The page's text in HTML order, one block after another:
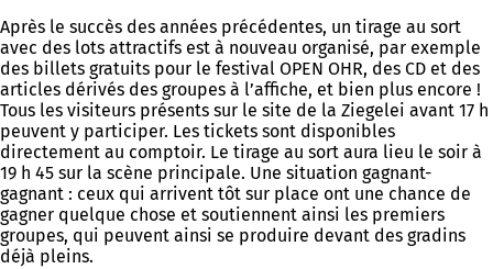
Après le succès des années précédentes, un tirage au sort
avec des lots attractifs est à nouveau organisé, par exemple
des billets gratuits pour le festival OPEN OHR, des CD et des
articles dérivés des groupes à l’affiche, et bien plus encore !
Tous les visiteurs présents sur le site de la Ziegelei avant 17 h
peuvent y participer. Les tickets sont disponibles
directement au comptoir. Le tirage au sort aura lieu le soir à
19 h 45 sur la scène principale. Une situation gagnant-
gagnant : ceux qui arrivent tôt sur place ont une chance de
gagner quelque chose et soutiennent ainsi les premiers
groupes, qui peuvent ainsi se produire devant des gradins
déjà pleins.